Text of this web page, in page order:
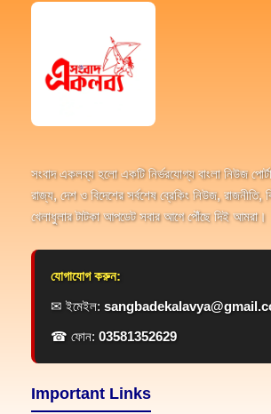
সংবাদ একলব্য হলো একটি নির্ভরযোগ্য বাংলা নিউজ
রাজ্য, দেশ ও বিদেশের সর্বশেষ ব্রেকিং নিউজ, রাজনীতি,
খেলাধুলার টাটকা আপডেট সবার আগে পৌঁছে দিই আমরা।
যোগাযোগ করুন:
✉ ইমেইল:
☎ ফোন: 03581352629
Important Links